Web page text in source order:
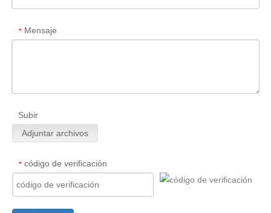
* Mensaje
Subir
Adjuntar archivos
* código de verificación